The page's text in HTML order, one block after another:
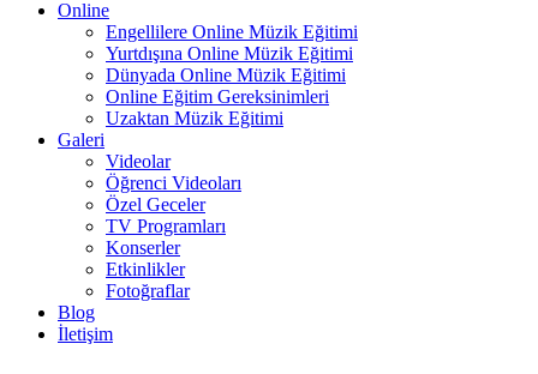
Online
Engellilere Online Müzik Eğitimi
Yurtdışına Online Müzik Eğitimi
Dünyada Online Müzik Eğitimi
Online Eğitim Gereksinimleri
Uzaktan Müzik Eğitimi
Galeri
Videolar
Öğrenci Videoları
Özel Geceler
TV Programları
Konserler
Etkinlikler
Fotoğraflar
Blog
İletişim